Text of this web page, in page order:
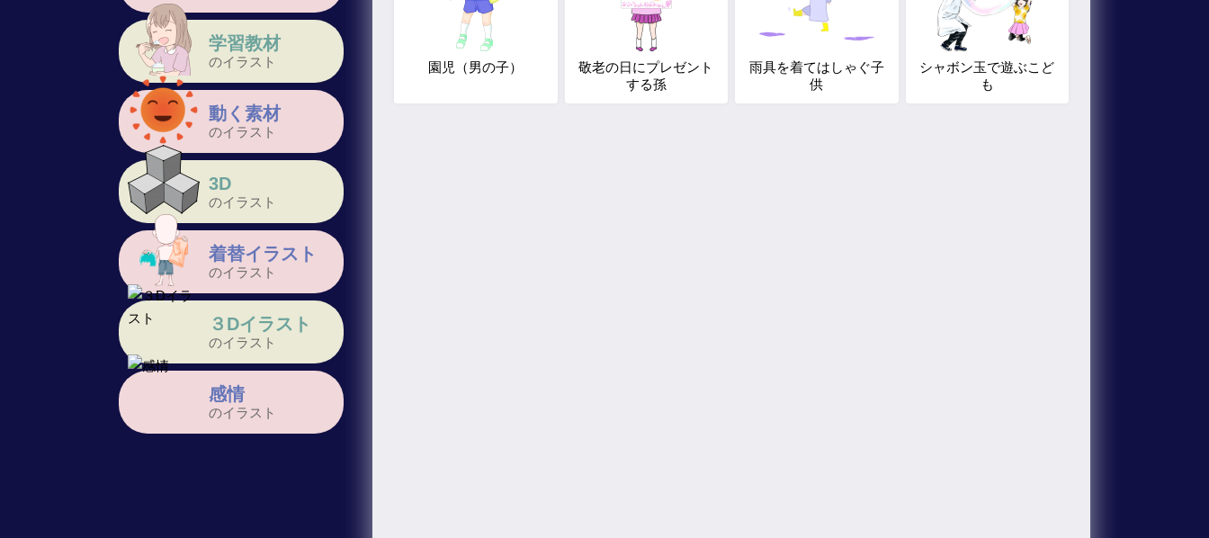
学習教材
のイラスト
動く素材
のイラスト
3D
のイラスト
着替イラスト
のイラスト
３Dイラスト
のイラスト
感情
のイラスト
園児（男の子）
敬老の日にプレゼント
する孫
雨具を着てはしゃぐ子
供
シャボン玉で遊ぶこど
も